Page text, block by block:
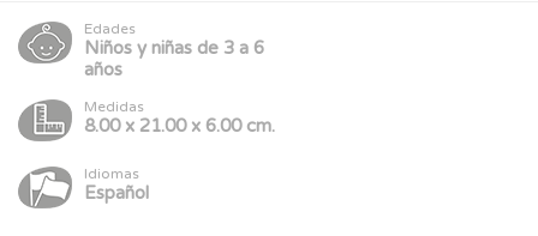
Edades
Niños y niñas de 3 a 6
años
Medidas
8.00 x 21.00 x 6.00 cm.
Idiomas
Español